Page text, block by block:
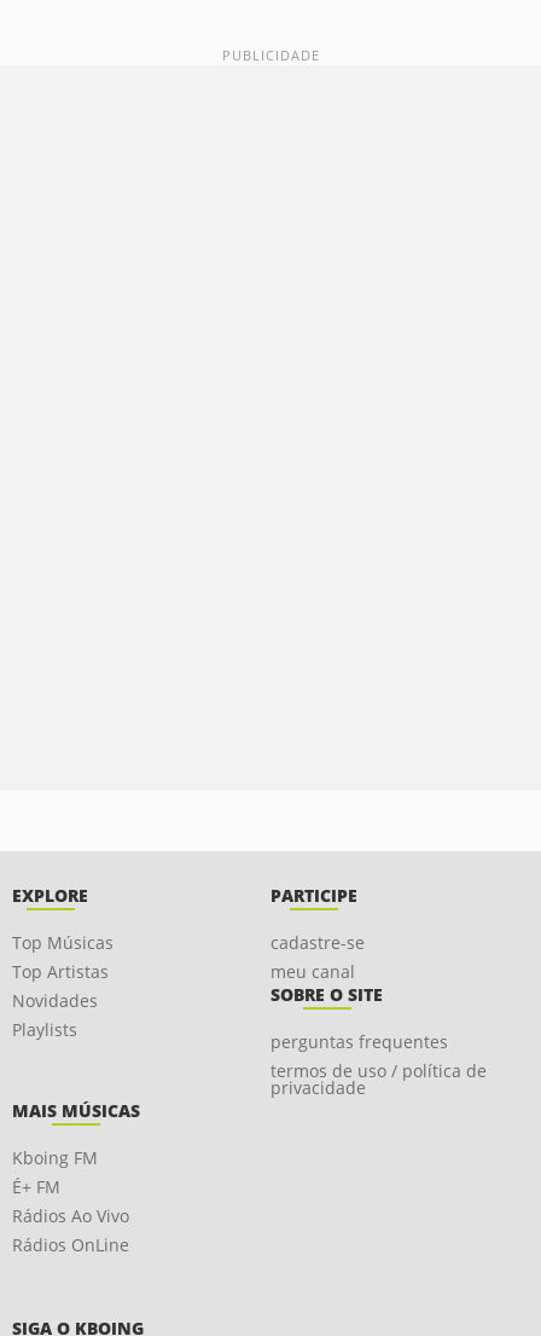
EXPLORE
Top Músicas
Top Artistas
Novidades
Playlists
PARTICIPE
cadastre-se
meu canal
SOBRE O SITE
perguntas frequentes
termos de uso / política de
privacidade
MAIS MÚSICAS
Kboing FM
É+ FM
Rádios Ao Vivo
Rádios OnLine
SIGA O KBOING